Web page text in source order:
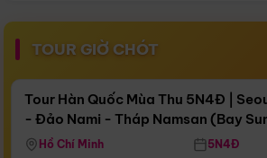
TOUR GIỜ CHÓT
Còn16 ngày 20:28:05
Bay Sun Phuquoc Airways
Tour Hàn Quốc Mùa Thu 5N4Đ |
- Đảo Nami - Tháp Namsan (Bay
Airways)
Hồ Chí Minh 5N4Đ